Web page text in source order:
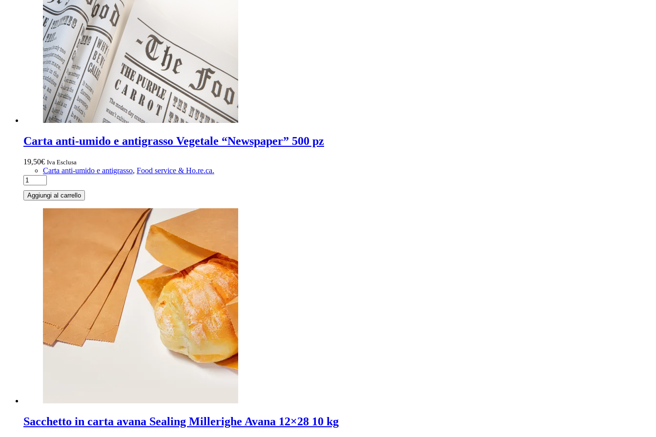
Carta anti-umido e antigrasso Vegetale “Newspaper” 500 pz
19,50€ Iva Esclusa
Carta anti-umido e antigrasso, Food service & Ho.re.ca.
Aggiungi al carrello
Sacchetto in carta avana Sealing Millerighe Avana 12×28 10 kg